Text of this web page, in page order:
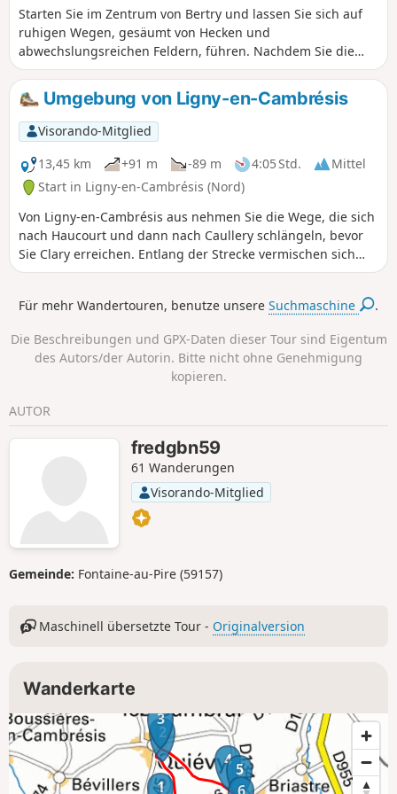
Sanftheit der Region zu genießen.
Starten Sie im Zentrum von Bertry und lassen Sie sich auf
ruhigen Wegen, gesäumt von Hecken und
abwechslungsreichen Feldern, führen. Nachdem Sie die
friedlichen Gassen von Clary durchquert haben, führt die
Route weiter nach Avelu, inmitten einer Landschaft, in der
Gutshöfe und Bauernhöfe das Bild der Landschaft prägen.
Hier spielt der Wind im Getreide, Vogelgesang begleitet
Ihre Schritte und hinter jeder Kurve offenbart sich ein
authentisches Bild des Cambrésis. Ein einfacher,
unverfälschter Spaziergang, der dazu einlädt, die Natur
und das ländliche Erbe im Rhythmus des Gehens zu
genießen.
Umgebung von Ligny-en-Cambrésis
Visorando-Mitglied
13,45 km
+91 m -89 m 4:05 Std.
Mittel
Start in Ligny-en-Cambrésis (Nord)
Von Ligny-en-Cambrésis aus nehmen Sie die Wege, die sich
nach Haucourt und dann nach Caullery schlängeln, bevor
Sie Clary erreichen. Entlang der Strecke vermischen sich
wellige Felder mit ländlichen Hecken und Bauernhöfen mit
friedlichen Gassen und seinen authentischen Charakter,
Schritte begleiten. Es ist ein Spaziergang, bei dem
Einfachheit zu Reichtum wird und der dazu einlädt, die
Ruhe der Landschaften und die diskrete Wärme des
ländlichen Erbes zu genießen.
Für mehr Wandertouren, benutze unsereSuchmaschine .
Die Beschreibungen und GPX-Daten dieser Tour sind Eigentum
des Autors/der Autorin. Bitte nicht ohne Genehmigung
kopieren.
AUTOR
fredgbn59
61 Wanderungen
Visorando-Mitglied
Gemeinde: Fontaine-au-Pire (59157)
Maschinell übersetzte Tour - Originalversion
Wanderkarte
1
2
3
4 5